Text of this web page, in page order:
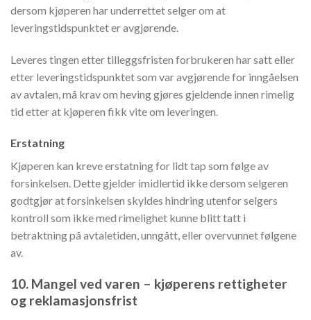
dersom kjøperen har underrettet selger om at
leveringstidspunktet er avgjørende.
Leveres tingen etter tilleggsfristen forbrukeren har satt eller
etter leveringstidspunktet som var avgjørende for inngåelsen
av avtalen, må krav om heving gjøres gjeldende innen rimelig
tid etter at kjøperen fikk vite om leveringen.
Erstatning
Kjøperen kan kreve erstatning for lidt tap som følge av
forsinkelsen. Dette gjelder imidlertid ikke dersom selgeren
godtgjør at forsinkelsen skyldes hindring utenfor selgers
kontroll som ikke med rimelighet kunne blitt tatt i
betraktning på avtaletiden, unngått, eller overvunnet følgene
av.
10. Mangel ved varen – kjøperens rettigheter
og reklamasjonsfrist